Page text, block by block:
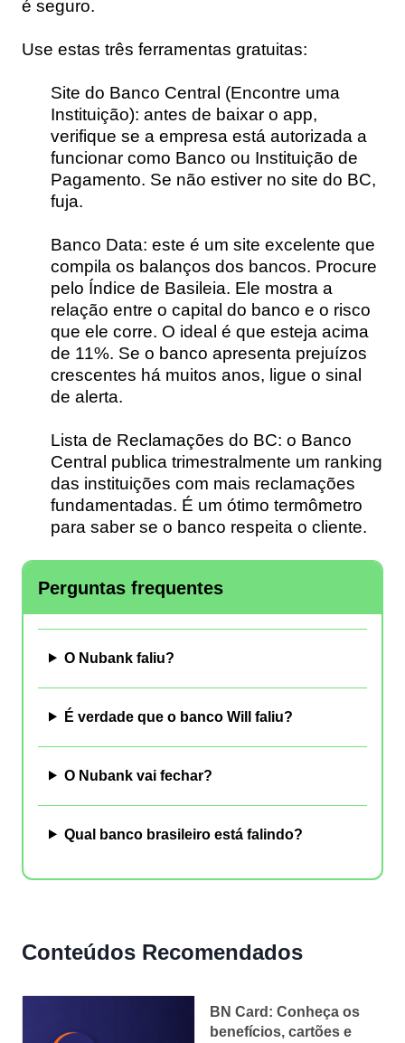
é seguro.
Use estas três ferramentas gratuitas:
Site do Banco Central (Encontre uma
Instituição): antes de baixar o app,
verifique se a empresa está autorizada a
funcionar como Banco ou Instituição de
Pagamento. Se não estiver no site do BC,
fuja.
Banco Data: este é um site excelente que
compila os balanços dos bancos. Procure
pelo Índice de Basileia. Ele mostra a
relação entre o capital do banco e o risco
que ele corre. O ideal é que esteja acima
de 11%. Se o banco apresenta prejuízos
crescentes há muitos anos, ligue o sinal
de alerta.
Lista de Reclamações do BC: o Banco
Central publica trimestralmente um ranking
das instituições com mais reclamações
fundamentadas. É um ótimo termômetro
para saber se o banco respeita o cliente.
Perguntas frequentes
O Nubank faliu?
É verdade que o banco Will faliu?
O Nubank vai fechar?
Qual banco brasileiro está falindo?
Conteúdos Recomendados
BN Card: Conheça os
benefícios, cartões e